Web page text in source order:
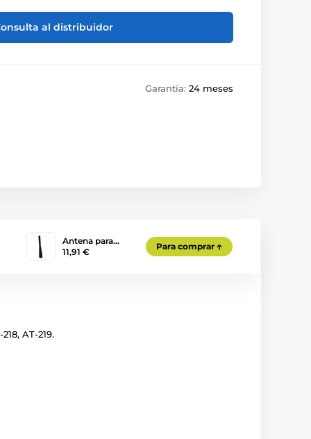
al distribuidor
Garantía: 24 meses
Antena para…
11,91 €
Para comprar
AT-219.